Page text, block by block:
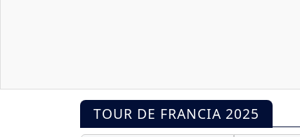
TOUR DE FRANCIA 2025